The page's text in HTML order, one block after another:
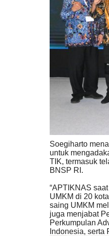
Soegiharto
untuk
TIK, termasuk
BNSP RI.
“APTIKNAS
UMKM di 20
saing UMKM
juga menjabat
Perkumpulan
Indonesia,
Bali
ayesha
KOTA ADM.